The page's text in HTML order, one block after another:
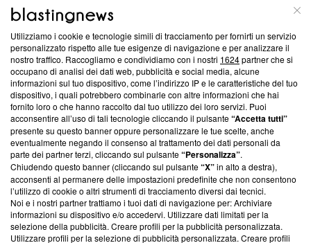
ABOUT
Questa sezione offre informazioni trasparenti su Blasting
News, sui nostri processi editoriali e su come ci impegniamo a
creare news di qualità. Inoltre, afferma la nostra aderenza a
‘Trust Project - News with Integrity’Blasting News non è
ancora membro del programma, ma ha richiesto di farne
parte; Trust Project non ha ancora effettuato una verifica di
conformità agli standard.
Su di noi
Team editoriale
Corporate
Redazione
Utilizziamo i cookie e tecnologie simili di tracciamento per fornirti un servizio
personalizzato rispetto alle tue esigenze di navigazione e per analizzare il
nostro traffico. Raccogliamo e condividiamo con i nostri 1624partner che si
occupano di analisi dei dati web, pubblicità e social media, alcune
informazioni sul tuo dispositivo, come l’indirizzo IP e le caratteristiche del tuo
dispositivo, i quali potrebbero combinarle con altre informazioni che hai
fornito loro o che hanno raccolto dal tuo utilizzo dei loro servizi. Puoi
acconsentire all’uso di tali tecnologie cliccando il pulsante“Accetta tutti”
presente su questo banner oppure personalizzare le tue scelte, anche
eventualmente negando il consenso al trattamento dei dati personali da
parte dei partner terzi, cliccando sul pulsante“Personalizza”.
Chiudendo questo banner (cliccando sul pulsante“X”in alto a destra),
acconsenti al permanere delle impostazioni predefinite che non consentono
l’utilizzo di cookie o altri strumenti di tracciamento diversi dai tecnici.
Noi e i nostri partner trattiamo i tuoi dati di navigazione per: Archiviare
informazioni su dispositivo e/o accedervi. Utilizzare dati limitati per la
selezione della pubblicità. Creare profili per la pubblicità personalizzata.
Utilizzare profili per la selezione di pubblicità personalizzata. Creare profili